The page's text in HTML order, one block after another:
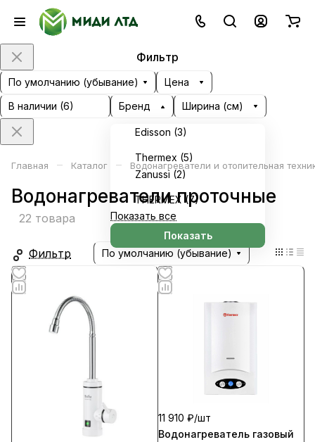
Фильтр
По умолчанию (убывание)
Цена
В наличии (6) Бренд
Edisson (3)
Thermex (5)
Zanussi (2)
ТНЕRMEX (7)
Показать все
Показать
Ширина (см)
Главная – Каталог – Водонагреватели и отопительная
Водонагреватели проточные
22 товара
Фильтр По умолчанию (убывание)
11 910 ₽/шт
Водонагреватель газовый